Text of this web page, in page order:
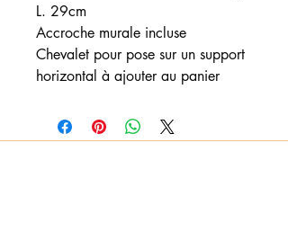
L. 29cm
Accroche murale incluse
Chevalet pour pose sur un support
horizontal à ajouter au panier